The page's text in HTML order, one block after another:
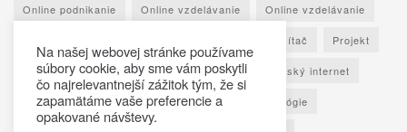
Online podnikanie Online vzdelávanie Online vzdelávanie
Počítač Projekt
Ransomware Rozhovor Seniori Slovenský internet
Sociálne siete Spoznaj Slovensko Technológie
Na našej webovej stránke používame
súbory cookie, aby sme vám poskytli
čo najrelevantnejší zážitok tým, že si
zapamätáme vaše preferencie a
opakované návštevy.